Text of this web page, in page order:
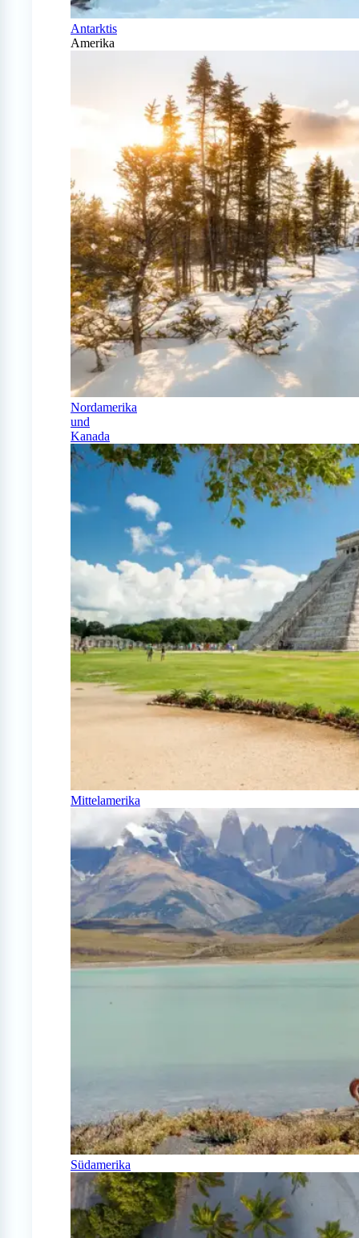
Antarktis
Amerika
Nordamerika
und
Kanada
Mittelamerika
Südamerika